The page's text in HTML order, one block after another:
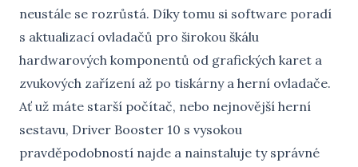
neustále se rozrůstá. Díky tomu si software poradí
s aktualizací ovladačů pro širokou škálu
hardwarových komponentů od grafických karet a
zvukových zařízení až po tiskárny a herní ovladače.
Ať už máte starší počítač, nebo nejnovější herní
sestavu, Driver Booster 10 s vysokou
pravděpodobností najde a nainstaluje ty správné